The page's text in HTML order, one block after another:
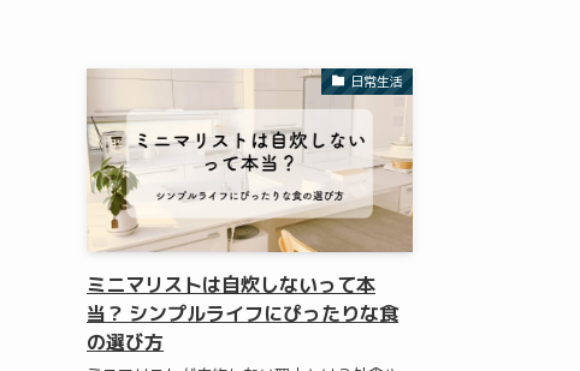
日常生活
ミニマリストは自炊しないって本
当？ シンプルライフにぴったりな食
の選び方